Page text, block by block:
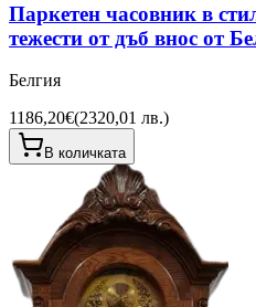
Паркетен часовник в
тежести от дъб внос от
Белгия
1186,20€(2320,01 лв.)
В количката